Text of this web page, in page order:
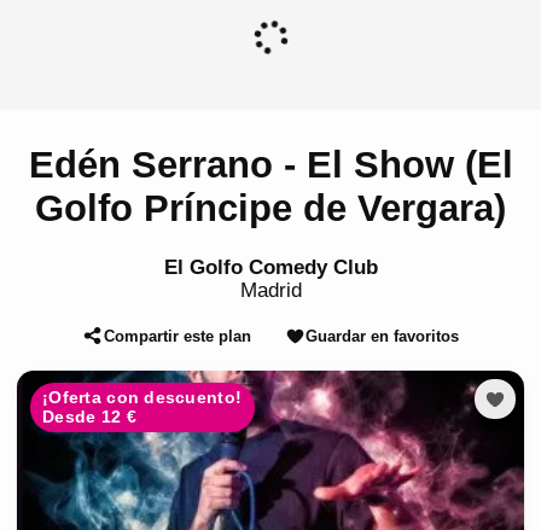
Edén Serrano - El Show (El
Golfo Príncipe de Vergara)
El Golfo Comedy Club
Madrid
Compartir este plan Guardar en favoritos
¡Oferta con descuento!
Desde 12 €